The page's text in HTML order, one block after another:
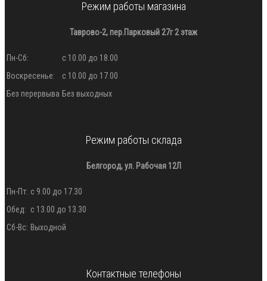
Режим работы магазина
Таврово-2, пер.Парковый 27г 2 этаж
Пн-Сб:
с 10.00 до 18.00
Воскресенье:
с 10.00 до 17.00
Без перервыва Без выходных
Режим работы склада
Белгород, ул. Рабочая 12Л
Пн-Пт: с 9.00 до 17.30
Обед: с 13.00 до 13.30
Сб-Вс: Выходной
Контактные телефоны